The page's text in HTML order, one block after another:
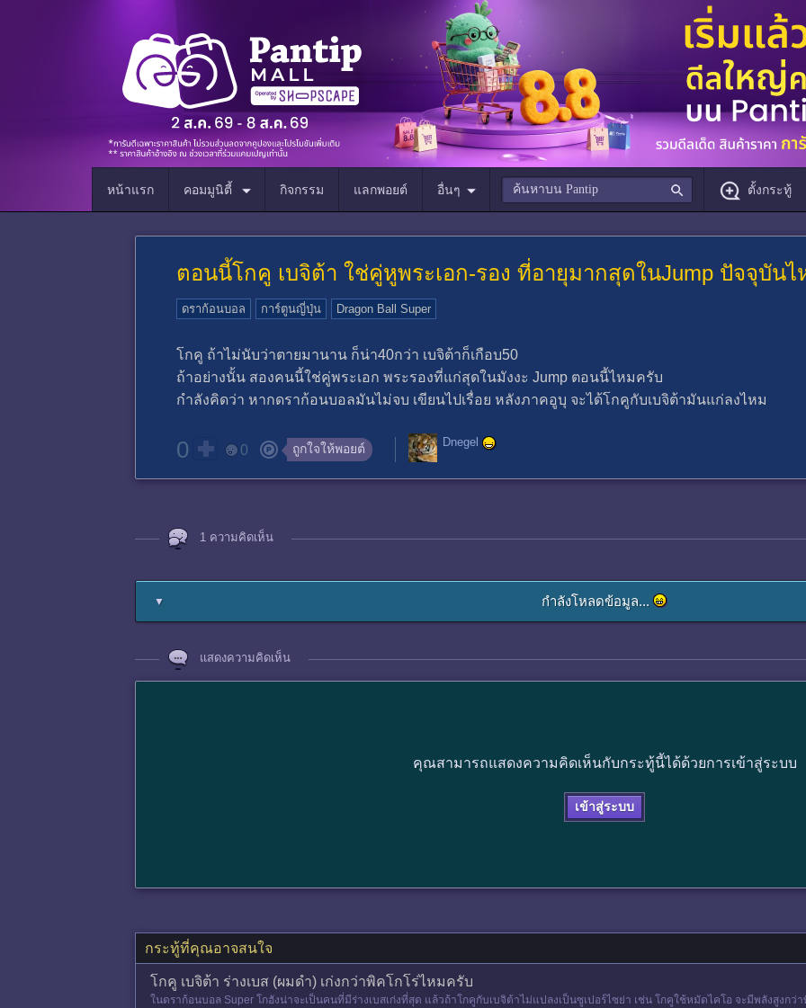
หน้าแรก คอมมูนิตี้ กิจกรรม แลกพอยต์ อื่นๆ ตั้งกระทู้
ตอนนี้โกคู เบจิต้า ใช่คู่หูพระเอก-รอง ที่อายุมากสุดในJump ปัจจุบัน
ดราก้อนบอล การ์ตูนญี่ปุ่น Dragon Ball Super
โกคู ถ้าไม่นับว่าตายมานาน ก็น่า40กว่า เบจิต้าก็เกือบ50
ถ้าอย่างนั้น สองคนนี้ใช่คู่พระเอก พระรองที่แก่สุดในมังงะ Jump ตอนนี้ไหมครับ
กำลังคิดว่า หากดราก้อนบอลมันไม่จบ เขียนไปเรื่อย หลังภาคอูบุ จะได้โกคูกับเบจิต้ามันแก่ลงไหม
0 0 ถูกใจให้พอยต์ Dnegel
1 ความคิดเห็น
▼ กำลังโหลดข้อมูล...
แสดงความคิดเห็น
คุณสามารถแสดงความคิดเห็นกับกระทู้นี้ได้ด้วยการเข้าสู่ระบบ
เข้าสู่ระบบ
กระทู้ที่คุณอาจสนใจ
โกคู เบจิต้า ร่างเบส (ผมดำ) เก่งกว่าพิคโกโร่ไหมครับ
ในดราก้อนบอล Super โกฮังน่าจะเป็นคนที่มีร่างเบสเก่งที่สุด แล้วถ้าโกคูกับเบจิต้าไม่แปลงเป็นซูเปอร์ไซย่า เช่น โกคูใช้หมัดไคโอ จะมีพลังสูงกว่